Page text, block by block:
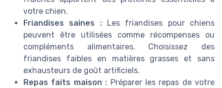
votre chien.
Friandises saines :Les friandises pour chiens
peuvent être utilisées comme récompenses ou
compléments alimentaires. Choisissez des
friandises faibles en matières grasses et sans
exhausteurs de goût artificiels.
Repas faits maison : Préparer les repas de votre